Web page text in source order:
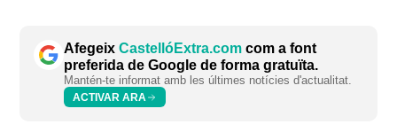
Afegeix CastellóExtra.com com a font
preferida de Google de forma gratuïta.
Mantén-te informat amb les últimes notícies d'actualitat.
ACTIVAR ARA